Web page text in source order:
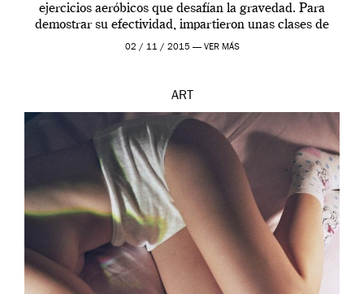
ejercicios aeróbicos que desafían la gravedad. Para
demostrar su efectividad, impartieron unas clases de
prueba en el Tate […]
02 / 11 / 2015 — VER MÁS
ART